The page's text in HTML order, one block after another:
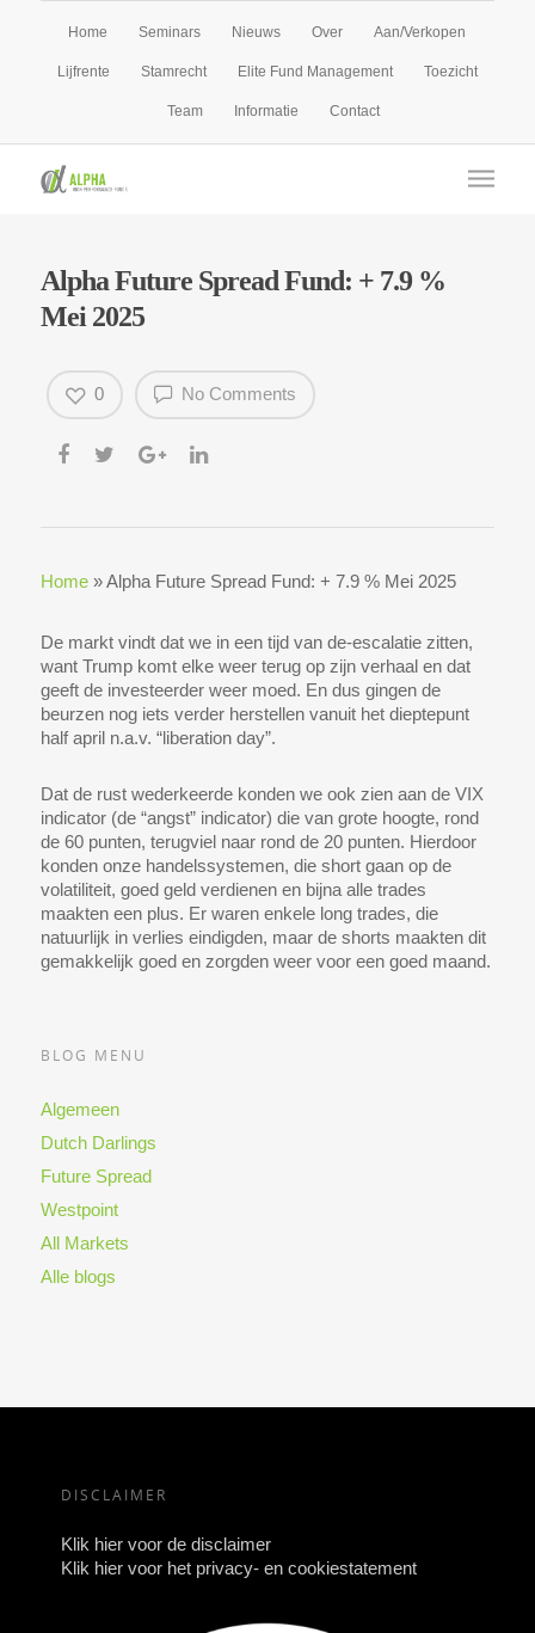
Home Seminars Nieuws Over Aan/Verkopen
Lijfrente Stamrecht Elite Fund Management Toezicht
Team Informatie Contact
Alpha Future Spread Fund: + 7.9 %
Mei 2025
No Comments
0
Home»Alpha Future Spread Fund: + 7.9 % Mei 2025
De markt vindt dat we in een tijd van de-escalatie zitten,
want Trump komt elke weer terug op zijn verhaal en dat
geeft de investeerder weer moed. En dus gingen de
beurzen nog iets verder herstellen vanuit het dieptepunt
half april n.a.v. “liberation day”.
Dat de rust wederkeerde konden we ook zien aan de VIX
indicator (de “angst” indicator) die van grote hoogte, rond
de 60 punten, terugviel naar rond de 20 punten. Hierdoor
konden onze handelssystemen, die short gaan op de
volatiliteit, goed geld verdienen en bijna alle trades
maakten een plus. Er waren enkele long trades, die
natuurlijk in verlies eindigden, maar de shorts maakten dit
gemakkelijk goed en zorgden weer voor een goed maand.
BLOG MENU
Algemeen
Dutch Darlings
Future Spread
Westpoint
All Markets
Alle blogs
DISCLAIMER
Klik hier voor de disclaimer
Klik hier voor het privacy- en cookiestatement